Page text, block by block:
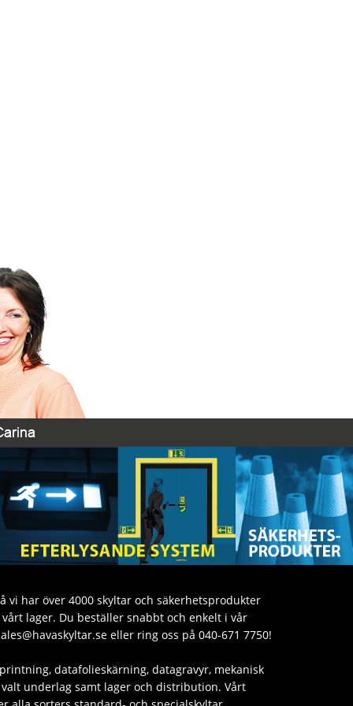
vi har över 4000 skyltar och säkerhetsprodukter
lager. Du beställer snabbt och enkelt i vår
eller ring oss på 040-671 7750!
datafolieskärning, datagravyr, mekanisk
underlag samt lager och distribution. Vårt